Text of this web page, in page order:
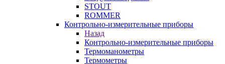
STOUT
ROMMER
Контрольно-измерительные приборы
Назад
Контрольно-измерительные приборы
Термоманометры
Термометры